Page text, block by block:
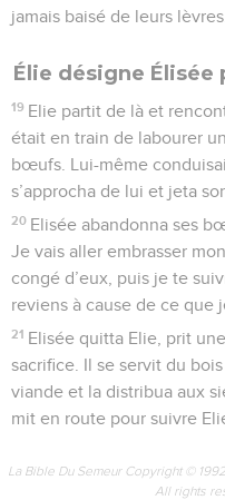
jamais baisé de leurs lèvres.
Élie désigne Élisée
19 Elie partit de là et
était en train de labourer
bœufs. Lui-même
s’approcha de lui et jeta
20 Elisée abandonna ses
Je vais aller embrasser
congé d’eux, puis je te
reviens à cause de ce que
21 Elisée quitta Elie, prit
sacrifice. Il se servit du
viande et la distribua aux
mit en route pour suivre
La Bible Du Semeur Copyright ©
All rights